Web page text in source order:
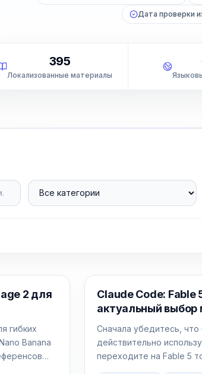
Дата проверки
395
Локализованные материалы
Все категории
2 для
гибких
Banana
Claude Code
Claude Code: Fable
актуальный выбор
Сначала убедитесь, что
действительно
переходите на Fable 5